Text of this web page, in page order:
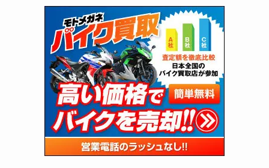
(51)
(34)
(5)
(12)
(65)
(109)
(16)
(25)
(24)
(47)
(15)
(5)
(16)
(62)
(4)
(6)
(17)
(5)
(131)
(38)
(131)
(167)
(85)
(21)
(61)
(171)
(98)
(13)
(60)
(274)
(171)
(38)
(47)
(59)
(16)
(141)
(255)
(204)
(166)
(23)
(33)
(34)
(35)
(41)
(415)
(16)
(75) (126)
(170)
(118)
(27)
(1,605)
(147)
(13)
(19)
(12)
(16)